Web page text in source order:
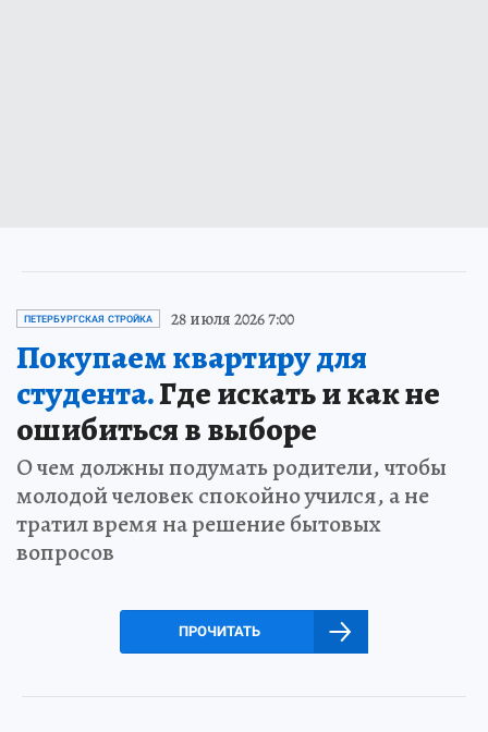
ПЕТЕРБУРГСКАЯ СТРОЙКА 28 июля 2026 7:00
Покупаем квартиру для
студента.Где искать и как не
ошибиться в выборе
О чем должны подумать родители, чтобы
молодой человек спокойно учился, а не
тратил время на решение бытовых
вопросов
ПРОЧИТАТЬ